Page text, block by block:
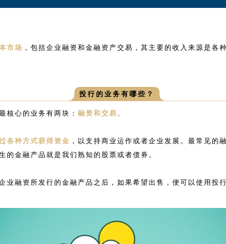
市场 ，包括企业融资和金融资产交易，其主要的收入来源是各
投行的业务有哪些？
核心的业务有两块：融资和交易。
各种方式获得资金 ，以支持商业运作或者企业发展。最常见的
的金融产品就是我们熟知的股票或者债券。
业融资所发行的金融产品之后，如果希望出售，便可以使用投